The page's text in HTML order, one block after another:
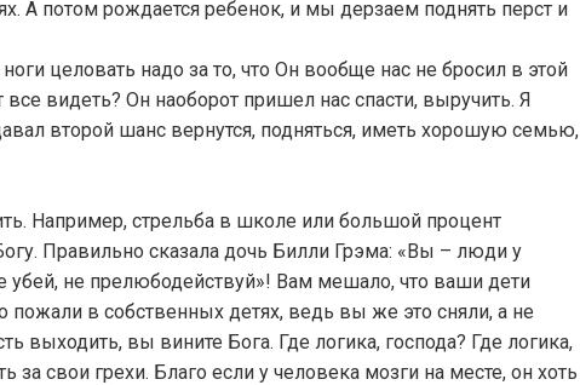
А потом рождается ребенок, и мы дерзаем поднять перст и
целовать надо за то, что Он вообще нас не бросил в этой
видеть? Он наоборот пришел нас спасти, выручить. Я
второй шанс вернутся, подняться, иметь хорошую семью,
Например, стрельба в школе или большой процент
Правильно сказала дочь Билли Грэма: «Вы – люди у
убей, не прелюбодействуй»! Вам мешало, что ваши дети
в собственных детях, ведь вы же это сняли, а не
выходить, вы вините Бога. Где логика, господа? Где логика,
свои грехи. Благо если у человека мозги на месте, он хоть